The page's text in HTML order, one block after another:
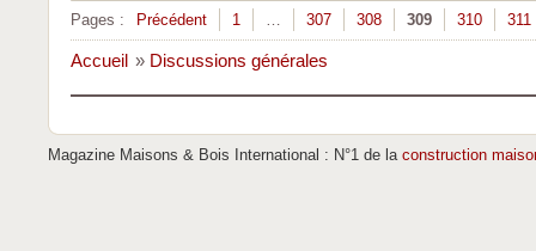
Pages : Précédent 1 … 307 308 309 310 311
Accueil » Discussions générales
Magazine Maisons & Bois International : N°1 de la construction